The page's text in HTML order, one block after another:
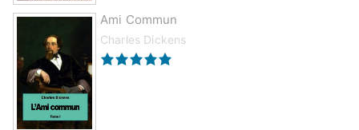
Ami Commun
Charles Dickens